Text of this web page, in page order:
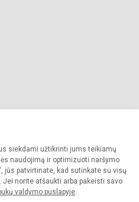
siekdami užtikrinti jums teikiamų
naudojimą ir optimizuoti naršymo
jūs patvirtinate, kad sutinkate su visų
norite atšaukti arba pakeisti savo
valdymo puslapyje.
Visos teisės saugomos.
sutikimo griežtai draudžiama.